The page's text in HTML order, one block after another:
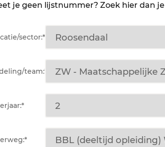
je geen lijstnummer? Zoek hier dan
sector:*
team:*